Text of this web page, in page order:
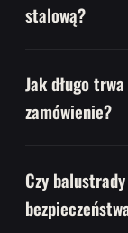
stalową?
Jak długo
zamówienie?
Czy